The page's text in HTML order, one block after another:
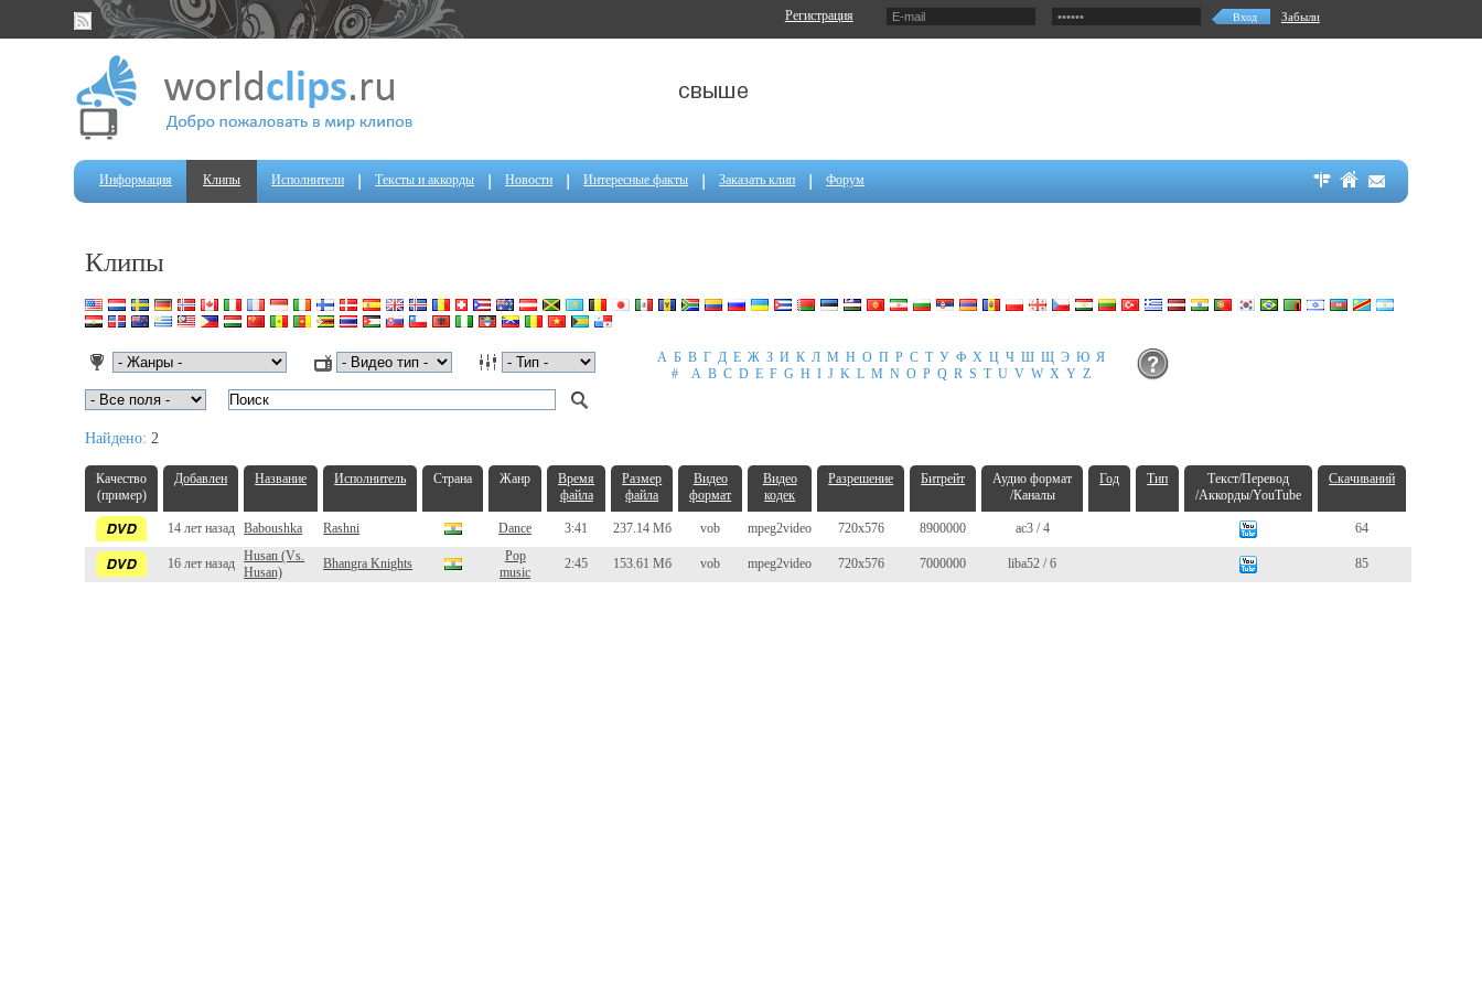
Регистрация Забыли
Информация Клипы Исполнители Тексты и аккорды Новости Интересные факты Заказать клип Форум
Клипы
А Б В Г Д Е Ж З И К Л М Н О П Р С Т У Ф Х Ц Ч Ш Щ Э Ю Я
#
A B C D E F G H I J K L M N O P Q R S T U V W X Y Z
Найдено: 2
Качество
(пример)
Добавлен Название Исполнитель Страна Жанр
Время
файла
Размер
файла
Видео
формат
Видео
кодек
Разрешение Битрейт
Аудио формат
/Каналы
Год Тип
Текст/Перевод
/Аккорды/YouTube
Скачиваний
14 лет назад Baboushka Rashni Dance 3:41 237.14 Мб vob mpeg2video 720x576 8900000 ac3 / 4 64
16 лет назад
Husan (Vs.
Husan)
Bhangra Knights
Pop
music
2:45 153.61 Мб vob mpeg2video 720x576 7000000 liba52 / 6 85